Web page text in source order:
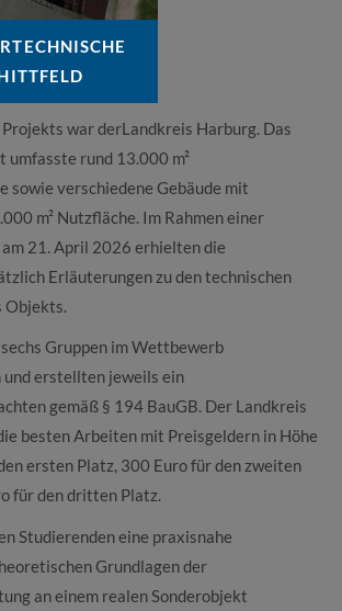
war derLandkreis Harburg. Das
umfasste rund 13.000 m²
sowie verschiedene Gebäude mit
m² Nutzfläche. Im Rahmen einer
21. April 2026 erhielten die
Erläuterungen zu den technischen
Objekts.
Gruppen im Wettbewerb
und erstellten jeweils ein
gemäß § 194 BauGB. Der Landkreis
besten Arbeiten mit Preisgeldern in Höhe
ersten Platz, 300 Euro für den zweiten
für den dritten Platz.
Studierenden eine praxisnahe
Grundlagen der
an einem realen Sonderobjekt